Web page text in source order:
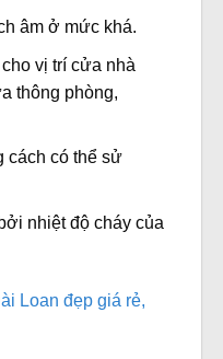
âm ở mức khá.
vị trí cửa nhà
thông phòng,
cách có thể sử
nhiệt độ cháy của
Loan đẹp giá rẻ,